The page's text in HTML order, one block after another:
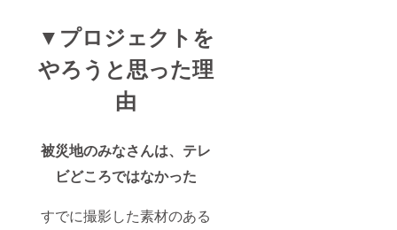
▼プロジェクトを
やろうと思った理
由
被災地のみなさんは、テレ
ビどころではなかった
すでに撮影した素材のある